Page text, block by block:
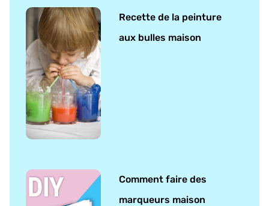
Recette de la peinture
aux bulles maison
Comment faire des
marqueurs maison